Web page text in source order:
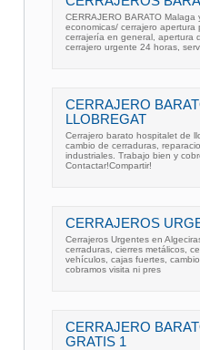
CERRAJERO BARATO
economicas/ cerrajero
cerrajería en general, apertura
cerrajero urgente 24 horas,
CERRAJERO
LLOBREGAT
Cerrajero barato hospitalet de
cambio de cerraduras,
industriales. Trabajo bien y
Contactar!Compartir!
CERRAJEROS
Cerrajeros Urgentes en
cerraduras, cierres metálicos,
vehículos, cajas fuertes,
cobramos visita ni pres
CERRAJERO
GRATIS 1